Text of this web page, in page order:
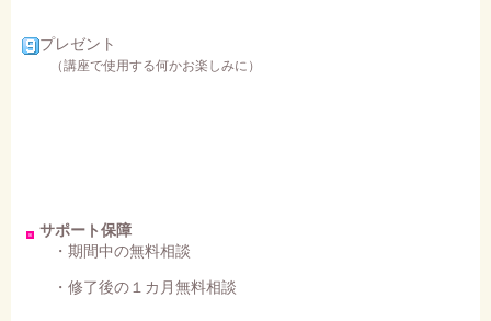
プレゼント
（講座で使用する何かお楽しみに）
サポート保障
・期間中の無料相談
・修了後の１カ月無料相談